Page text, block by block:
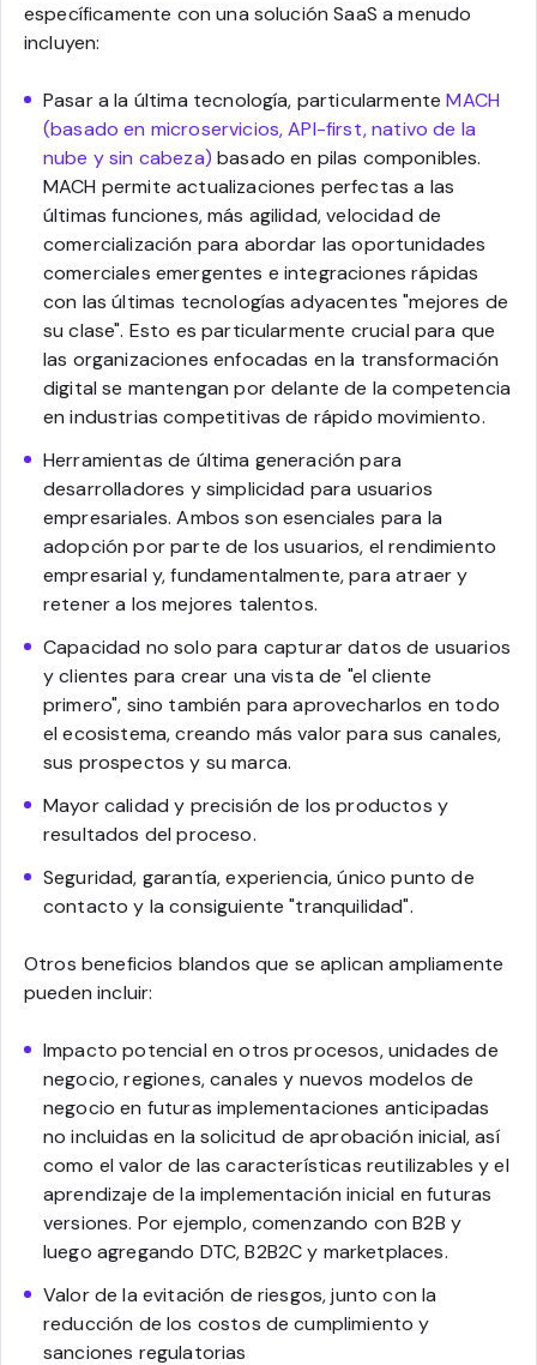
específicamente con una solución SaaS a menudo
incluyen:
Pasar a la última tecnología, particularmenteMACH
(basado en microservicios, API-first, nativo de la
nube y sin cabeza) basado en pilas componibles.
MACH permite actualizaciones perfectas a las
últimas funciones, más agilidad, velocidad de
comercialización para abordar las oportunidades
comerciales emergentes e integraciones rápidas
con las últimas tecnologías adyacentes "mejores de
su clase". Esto es particularmente crucial para que
las organizaciones enfocadas en la transformación
digital se mantengan por delante de la competencia
en industrias competitivas de rápido movimiento.
Herramientas de última generación para
desarrolladores y simplicidad para usuarios
empresariales. Ambos son esenciales para la
adopción por parte de los usuarios, el rendimiento
empresarial y, fundamentalmente, para atraer y
retener a los mejores talentos.
Capacidad no solo para capturar datos de usuarios
y clientes para crear una vista de "el cliente
primero", sino también para aprovecharlos en todo
el ecosistema, creando más valor para sus canales,
sus prospectos y su marca.
Mayor calidad y precisión de los productos y
resultados del proceso.
Seguridad, garantía, experiencia, único punto de
contacto y la consiguiente "tranquilidad".
Otros beneficios blandos que se aplican ampliamente
pueden incluir:
Impacto potencial en otros procesos, unidades de
negocio, regiones, canales y nuevos modelos de
negocio en futuras implementaciones anticipadas
no incluidas en la solicitud de aprobación inicial, así
como el valor de las características reutilizables y el
aprendizaje de la implementación inicial en futuras
versiones. Por ejemplo, comenzando con B2B y
luego agregando DTC, B2B2C y marketplaces.
Valor de la evitación de riesgos, junto con la
reducción de los costos de cumplimiento y
sanciones regulatorias